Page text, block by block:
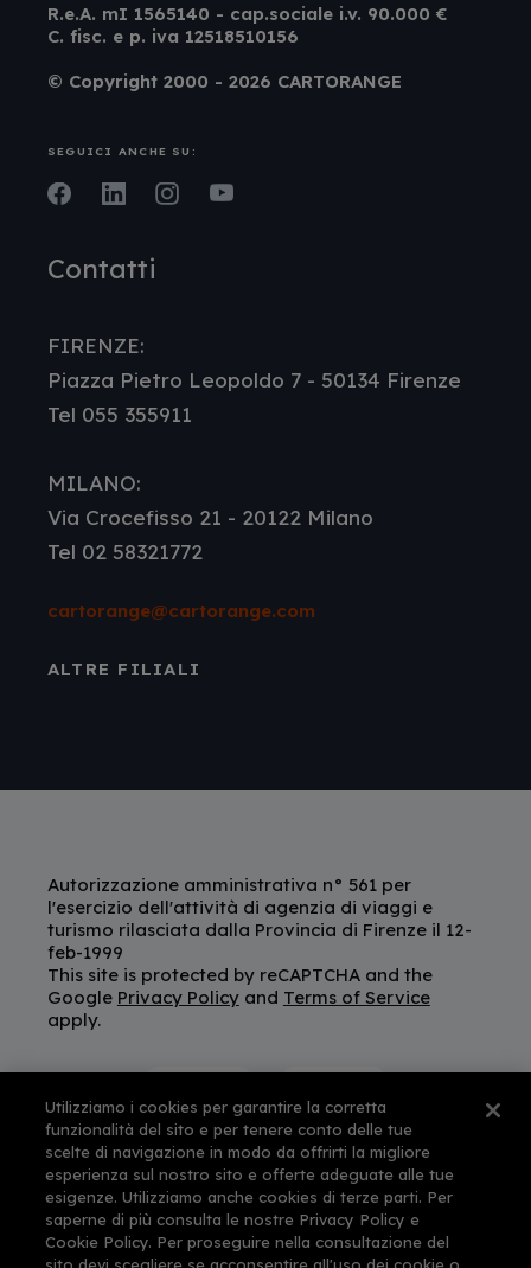
R.e.A. mI 1565140 - cap.sociale i.v. 90.000 €
C. fisc. e p. iva 12518510156
© Copyright 2000 - 2026 CARTORANGE
SEGUICI ANCHE SU:
Facebook
LinkedInInstagram
Contatti
FIRENZE:
Piazza Pietro Leopoldo 7 - 50134 Firenze
Tel 055 355911
MILANO:
Via Crocefisso 21 - 20122 Milano
Tel 02 58321772
cartorange@cartorange.com
ALTRE FILIALI
Autorizzazione amministrativa n° 561 per
l'esercizio dell'attività di agenzia di viaggi e
turismo rilasciata dalla Provincia di Firenze il 12-
feb-1999
This site is protected by reCAPTCHA and the
Google Privacy Policyand Terms of Service
apply.
Utilizziamo i cookies per garantire la corretta
funzionalità del sito e per tenere conto delle tue
scelte di navigazione in modo da offrirti la migliore
esperienza sul nostro sito e offerte adeguate alle tue
esigenze. Utilizziamo anche cookies di terze parti. Per
saperne di più consulta le nostre Privacy Policy e
Cookie Policy. Per proseguire nella consultazione del